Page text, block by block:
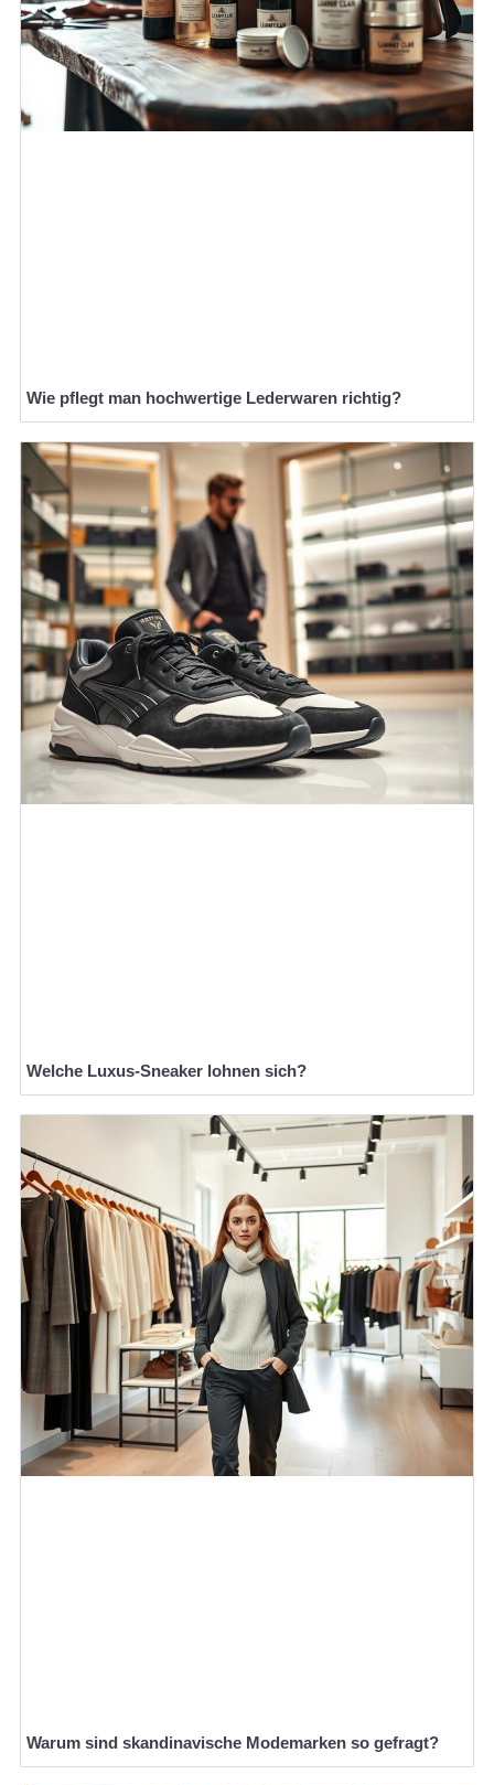
Wie pflegt man hochwertige Lederwaren richtig?
Welche Luxus-Sneaker lohnen sich?
Warum sind skandinavische Modemarken so gefragt?